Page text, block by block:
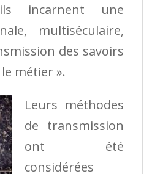
incarnent une
multiséculaire,
des savoirs
métier ».
Leurs méthodes
de transmission
ont été
considérées